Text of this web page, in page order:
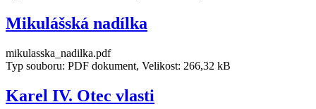
Mikulášská nadílka
mikulasska_nadilka.pdf
Typ souboru: PDF dokument, Velikost: 266,32 kB
Karel IV. Otec vlasti